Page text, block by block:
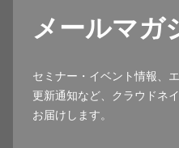
メールマガ
セミナー・イベント情報、
更新通知など、クラウドネ
お届けします。